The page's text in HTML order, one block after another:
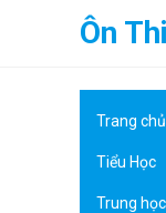
Ôn
Trang chủ
Tiểu Học
Trung